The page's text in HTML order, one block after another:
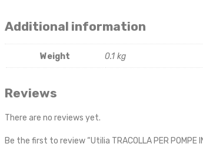
Additional information
Weight 0.1 kg
Reviews
There are no reviews yet.
Be the first to review “Utilia TRACOLLA PER POMPE